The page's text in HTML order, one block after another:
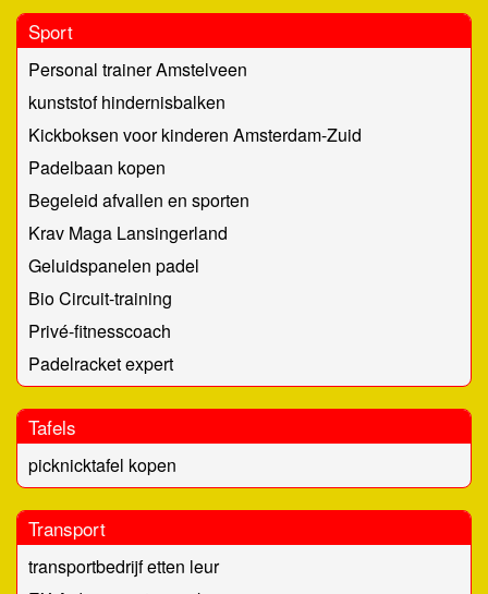
Sport
Personal trainer Amstelveen
kunststof hindernisbalken
Kickboksen voor kinderen Amsterdam-Zuid
Padelbaan kopen
Begeleid afvallen en sporten
Krav Maga Lansingerland
Geluidspanelen padel
Bio Circuit-training
Privé-fitnesscoach
Padelracket expert
Tafels
picknicktafel kopen
Transport
transportbedrijf etten leur